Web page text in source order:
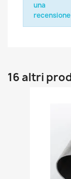
una
16 altri